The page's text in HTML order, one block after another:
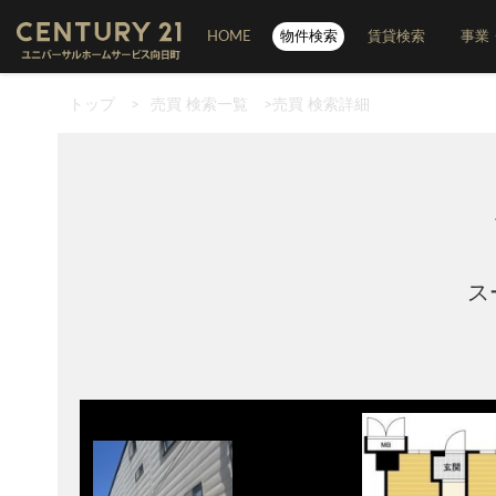
HOME 物件検索 賃貸検索 事業
トップ > 売買 検索一覧 >売買 検索詳細
ス